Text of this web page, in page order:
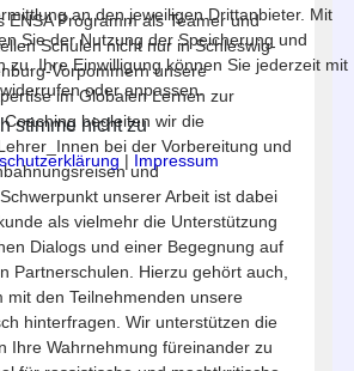
ENSA Programm als Teamer und
Schulen nicht nur in Schleswig-
Vorpommern unsere
im Globalen Lernen zur
begleiten wir die
bei der Vorbereitung und
und
unserer Arbeit ist dabei
als vielmehr die Unterstützung
Dialogs und einer Begegnung auf
Partnerschulen. Hierzu gehört auch,
mit den Teilnehmenden unsere
hinterfragen. Wir unterstützen die
Ihre Wahrnehmung füreinander zu
an den jeweiligen Drittanbieter. Mit
Sie der Nutzung der Speicherung und
zu. Ihre Einwilligung können Sie jederzeit mit
oder anpassen.
stimme nicht zu
| Impressum